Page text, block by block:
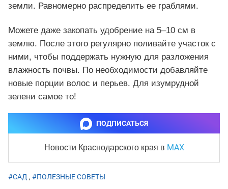
земли. Равномерно распределить ее граблями.
Можете даже закопать удобрение на 5–10 см в
землю. После этого регулярно поливайте участок с
ними, чтобы поддержать нужную для разложения
влажность почвы. По необходимости добавляйте
новые порции волос и перьев. Для изумрудной
зелени самое то!
ПОДПИСАТЬСЯ
Новости Краснодарского края в MAX
#САД , #ПОЛЕЗНЫЕ СОВЕТЫ